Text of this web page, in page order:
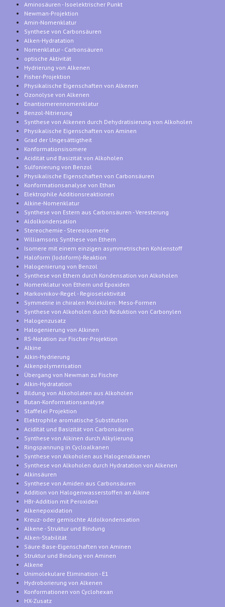
Aminosäuren - Isoelektrischer Punkt
Newman-Projektion
Amin-Nomenklatur
Synthese von Carbonsäuren
Alken-Hydratation
Nomenklatur - Carbonsäuren
optische Aktivität
Hydrierung von Alkenen
Fisher-Projektion
Physikalische Eigenschaften von Alkenen
Ozonolyse von Alkenen
Enantiomerennomenklatur
Benzol-Nitrierung
Synthese von Alkenen durch Dehydratisierung von Alkoholen
Physikalische Eigenschaften von Aminen
Grad der Ungesättigtheit
Konformationsisomere
Acidität und Basizität von Alkoholen
Sulfonierung von Benzol
Physikalische Eigenschaften von Carbonsäuren
Konformationsanalyse von Ethan
Elektrophile Additionsreaktionen
Alkine-Nomenklatur
Synthese von Estern aus Carbonsäuren - Veresterung
Aldolkondensation
Stereochemie - Stereoisomerie
Williamsons Synthese von Ethern
Isomere mit einem einzigen asymmetrischen Kohlenstoff
Haloform (Iodoform)-Reaktion
Halogenierung von Benzol
Synthese von Ethern durch Kondensation von Alkoholen
Nomenklatur von Ethern und Epoxiden
Markovnikov-Regel - Regioselektivität
Symmetrie in chiralen Molekülen: Meso-Formen
Synthese von Alkoholen durch Reduktion von Carbonylen
Halogenzusatz
Halogenierung von Alkinen
RS-Notation zur Fischer-Projektion
Alkine
Alkin-Hydrierung
Alkenpolymerisation
Übergang von Newman zu Fischer
Alkin-Hydratation
Bildung von Alkoholaten aus Alkoholen
Butan-Konformationsanalyse
Staffelei Projektion
Elektrophile aromatische Substitution
Acidität und Basizität von Carbonsäuren
Synthese von Alkinen durch Alkylierung
Ringspannung in Cycloalkanen
Synthese von Alkoholen aus Halogenalkanen
Synthese von Alkoholen durch Hydratation von Alkenen
Alkinsäuren
Synthese von Amiden aus Carbonsäuren
Addition von Halogenwasserstoffen an Alkine
HBr-Addition mit Peroxiden
Alkenepoxidation
Kreuz- oder gemischte Aldolkondensation
Alkene - Struktur und Bindung
Alken-Stabilität
Säure-Base-Eigenschaften von Aminen
Struktur und Bindung von Aminen
Alkene
Unimolekulare Elimination - E1
Hydroborierung von Alkenen
Konformationen von Cyclohexan
HX-Zusatz